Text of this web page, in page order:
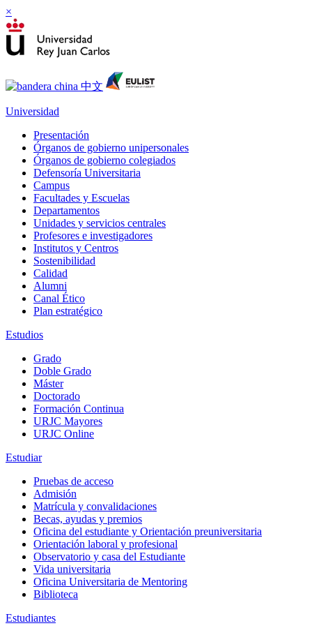
×
Universidad
Presentación
Órganos de gobierno unipersonales
Órganos de gobierno colegiados
Defensoría Universitaria
Campus
Facultades y Escuelas
Departamentos
Unidades y servicios centrales
Profesores e investigadores
Institutos y Centros
Sostenibilidad
Calidad
Alumni
Canal Ético
Plan estratégico
Estudios
Grado
Doble Grado
Máster
Doctorado
Formación Continua
URJC Mayores
URJC Online
Estudiar
Pruebas de acceso
Admisión
Matrícula y convalidaciones
Becas, ayudas y premios
Oficina del estudiante y Orientación preuniversitaria
Orientación laboral y profesional
Observatorio y casa del Estudiante
Vida universitaria
Oficina Universitaria de Mentoring
Biblioteca
Estudiantes